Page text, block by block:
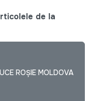
de la
ROȘIE MOLDOVA